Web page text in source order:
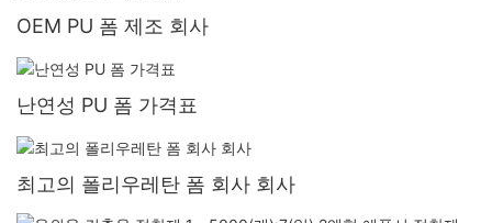
OEM PU 폼 제조 회사
난연성 PU 폼 가격표
최고의 폴리우레탄 폼 회사 회사